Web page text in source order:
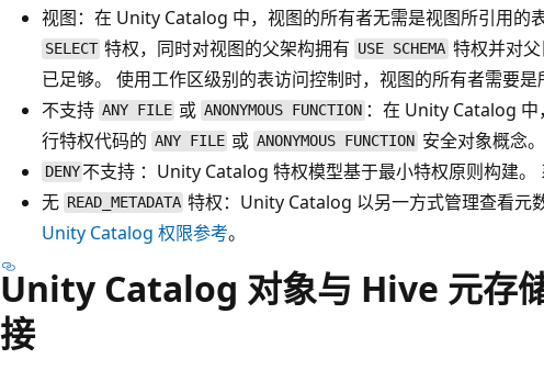
视图：在 Unity Catalog 中，视图的所有者无需是视图所引用的
SELECT 特权，同时对视图的父架构拥有 USE SCHEMA 特权并对
已足够。 使用工作区级别的表访问控制时，视图的所有者需要是
不支持 ANY FILE 或 ANONYMOUS FUNCTION ：在 Unity Catalog
行特权代码的 ANY FILE 或 ANONYMOUS FUNCTION 安全对象概念。
DENY 不支持 ：Unity Catalog 特权模型基于最小特权原则构建。
无 READ_METADATA 特权：Unity Catalog 以另一方式管理查看元
Unity Catalog 权限参考。
Unity Catalog 对象与 Hive 元存
接